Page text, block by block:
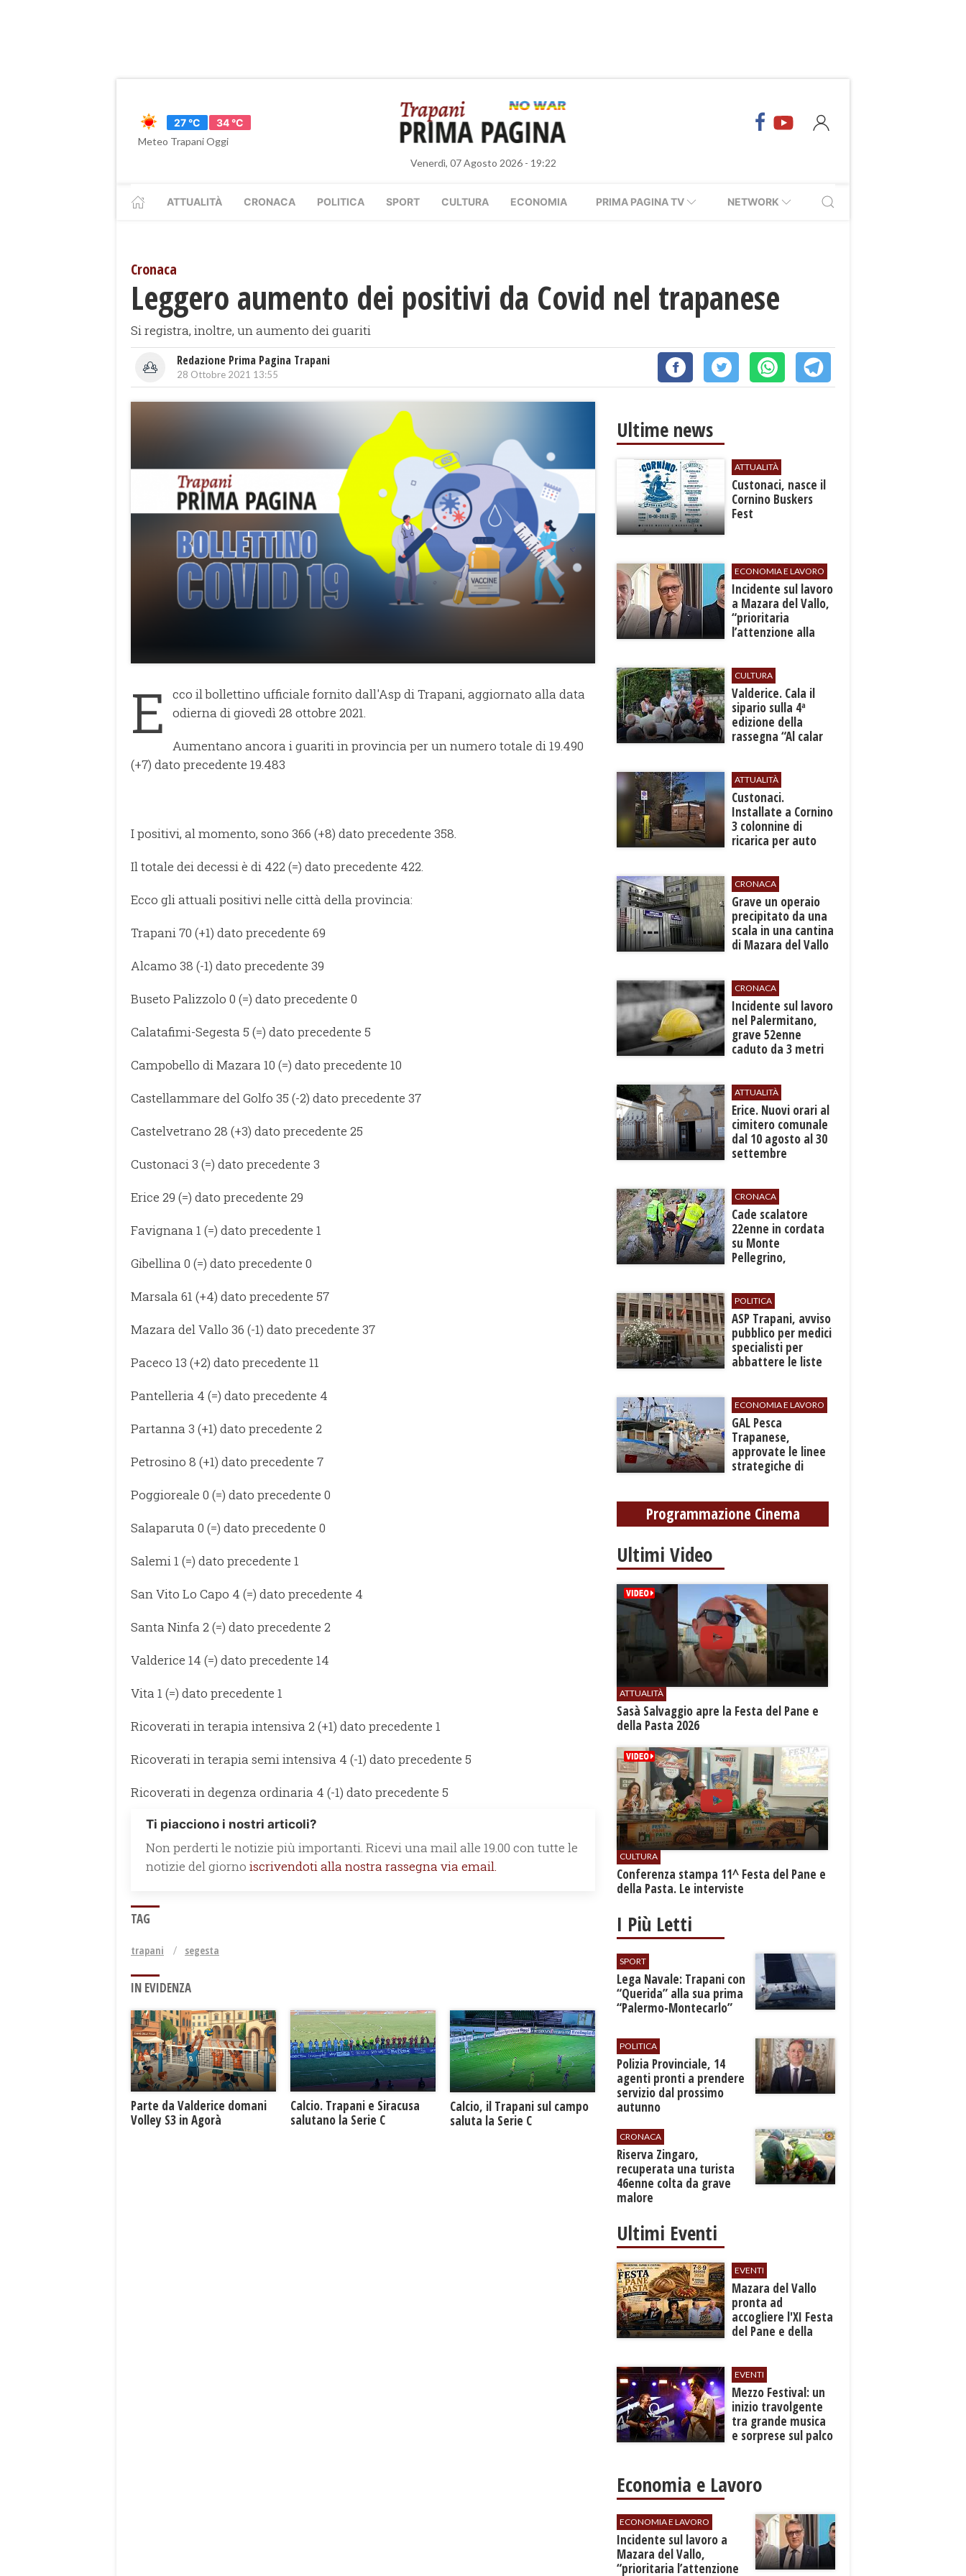
27 °C
34 °C
Meteo Trapani Oggi
Venerdì, 07 Agosto 2026 - 19:22
ATTUALITÀ CRONACA POLITICA SPORT CULTURA ECONOMIA PRIMA PAGINA TV NETWORK
Cronaca
Leggero aumento dei positivi da Covid nel trapanese
Si registra, inoltre, un aumento dei guariti
Redazione Prima Pagina Trapani
28 Ottobre 2021 13:55
E
cco il bollettino ufficiale fornito dall'Asp di Trapani, aggiornato alla data
odierna di giovedì 28 ottobre 2021.
Aumentano ancora i guariti in provincia per un numero totale di 19.490
(+7) dato precedente 19.483
I positivi, al momento, sono 366 (+8) dato precedente 358.
Il totale dei decessi è di 422 (=) dato precedente 422.
Ecco gli attuali positivi nelle città della provincia:
Trapani 70 (+1) dato precedente 69
Alcamo 38 (-1) dato precedente 39
Buseto Palizzolo 0 (=) dato precedente 0
Calatafimi-Segesta 5 (=) dato precedente 5
Campobello di Mazara 10 (=) dato precedente 10
Castellammare del Golfo 35 (-2) dato precedente 37
Castelvetrano 28 (+3) dato precedente 25
Custonaci 3 (=) dato precedente 3
Erice 29 (=) dato precedente 29
Favignana 1 (=) dato precedente 1
Gibellina 0 (=) dato precedente 0
Marsala 61 (+4) dato precedente 57
Mazara del Vallo 36 (-1) dato precedente 37
Paceco 13 (+2) dato precedente 11
Pantelleria 4 (=) dato precedente 4
Partanna 3 (+1) dato precedente 2
Petrosino 8 (+1) dato precedente 7
Poggioreale 0 (=) dato precedente 0
Salaparuta 0 (=) dato precedente 0
Salemi 1 (=) dato precedente 1
San Vito Lo Capo 4 (=) dato precedente 4
Santa Ninfa 2 (=) dato precedente 2
Valderice 14 (=) dato precedente 14
Vita 1 (=) dato precedente 1
Ricoverati in terapia intensiva 2 (+1) dato precedente 1
Ricoverati in terapia semi intensiva 4 (-1) dato precedente 5
Ricoverati in degenza ordinaria 4 (-1) dato precedente 5
Ti piacciono i nostri articoli?
Non perderti le notizie più importanti. Ricevi una mail alle 19.00 con tutte le
notizie del giorno iscrivendoti alla nostra rassegna via email.
TAG
trapani segesta
IN EVIDENZA
Parte da Valderice domani
Volley S3 in Agorà
Calcio. Trapani e Siracusa
salutano la Serie C
Calcio, il Trapani sul campo
saluta la Serie C
Ultime news
ATTUALITÀ
Custonaci, nasce il
Cornino Buskers
Fest
ECONOMIA E LAVORO
​Incidente sul lavoro
a Mazara del Vallo,
“prioritaria
l’attenzione alla
CULTURA
Valderice. Cala il
sipario sulla 4ª
edizione della
rassegna “Al calar
ATTUALITÀ
Custonaci.
Installate a Cornino
3 colonnine di
ricarica per auto
CRONACA
​Grave un operaio
precipitato da una
scala in una cantina
di Mazara del Vallo
CRONACA
​Incidente sul lavoro
nel Palermitano,
grave 52enne
caduto da 3 metri
ATTUALITÀ
​Erice. Nuovi orari al
cimitero comunale
dal 10 agosto al 30
settembre
CRONACA
​Cade scalatore
22enne in cordata
su Monte
Pellegrino,
gamba
POLITICA
ASP Trapani, avviso
pubblico per medici
specialisti per
abbattere le liste
ECONOMIA E LAVORO
GAL Pesca
Trapanese,
approvate le linee
strategiche di
settembre
Programmazione Cinema
Ultimi Video
ATTUALITÀ
Sasà Salvaggio apre la Festa del Pane e
della Pasta 2026
CULTURA
Conferenza stampa 11^ Festa del Pane e
della Pasta. Le interviste
I Più Letti
SPORT
​Lega Navale: Trapani con
“Querida” alla sua prima
“Palermo-Montecarlo”
POLITICA
​Polizia Provinciale, 14
agenti pronti a prendere
servizio dal prossimo
autunno
CRONACA
​Riserva Zingaro,
recuperata una turista
46enne colta da grave
malore
Ultimi Eventi
EVENTI
Mazara del Vallo
pronta ad
accogliere l'XI Festa
del Pane e della
EVENTI
Mezzo Festival: un
inizio travolgente
tra grande musica
e sorprese sul palco
Economia e Lavoro
ECONOMIA E LAVORO
​Incidente sul lavoro a
Mazara del Vallo,
“prioritaria l’attenzione